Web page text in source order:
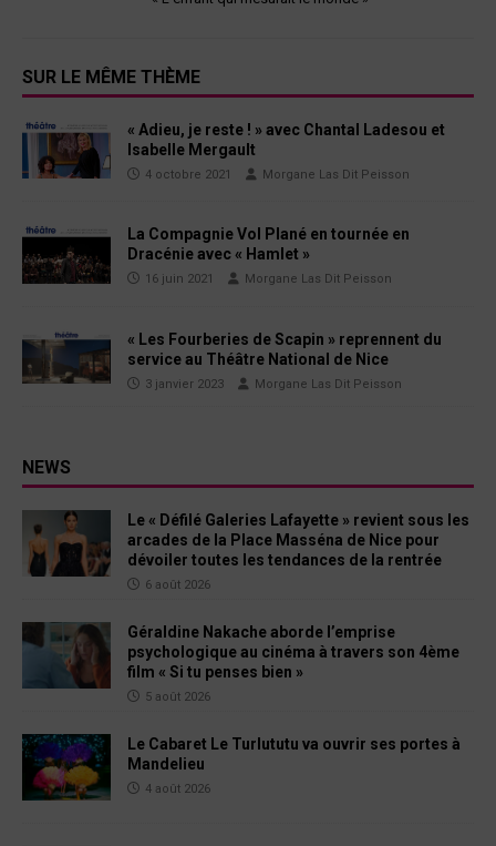
SUR LE MÊME THÈME
« Adieu, je reste ! » avec Chantal Ladesou et
Isabelle Mergault
4 octobre 2021 Morgane Las Dit Peisson
La Compagnie Vol Plané en tournée en
Dracénie avec « Hamlet »
16 juin 2021 Morgane Las Dit Peisson
« Les Fourberies de Scapin » reprennent du
service au Théâtre National de Nice
3 janvier 2023 Morgane Las Dit Peisson
NEWS
Le « Défilé Galeries Lafayette » revient sous les
arcades de la Place Masséna de Nice pour
dévoiler toutes les tendances de la rentrée
6 août 2026
Géraldine Nakache aborde l’emprise
psychologique au cinéma à travers son 4ème
film « Si tu penses bien »
5 août 2026
Le Cabaret Le Turlututu va ouvrir ses portes à
Mandelieu
4 août 2026